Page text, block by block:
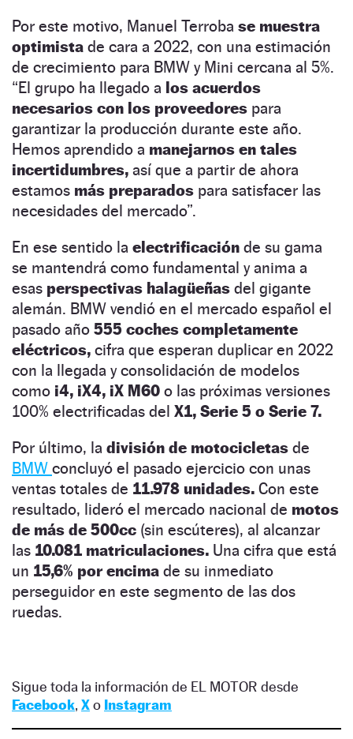
Por este motivo, Manuel Terroba se muestra
optimista de cara a 2022, con una estimación
de crecimiento para BMW y Mini cercana al 5%.
“El grupo ha llegado a los acuerdos
necesarios con los proveedores para
garantizar la producción durante este año.
Hemos aprendido a manejarnos en tales
incertidumbres, así que a partir de ahora
estamos más preparados para satisfacer las
necesidades del mercado”.
En ese sentido la electrificación de su gama
se mantendrá como fundamental y anima a
esas perspectivas halagüeñas del gigante
alemán. BMW vendió en el mercado español el
pasado año 555 coches completamente
eléctricos, cifra que esperan duplicar en 2022
con la llegada y consolidación de modelos
como i4, iX4, iX M60 o las próximas versiones
100% electrificadas del X1, Serie 5 o Serie 7.
Por último, la división de motocicletas de
BMW concluyó el pasado ejercicio con unas
ventas totales de 11.978 unidades. Con este
resultado, lideró el mercado nacional de motos
de más de 500cc (sin escúteres), al alcanzar
las 10.081 matriculaciones. Una cifra que está
un 15,6% por encima de su inmediato
perseguidor en este segmento de las dos
ruedas.
Sigue toda la información de EL MOTOR desde
Facebook, Xo Instagram